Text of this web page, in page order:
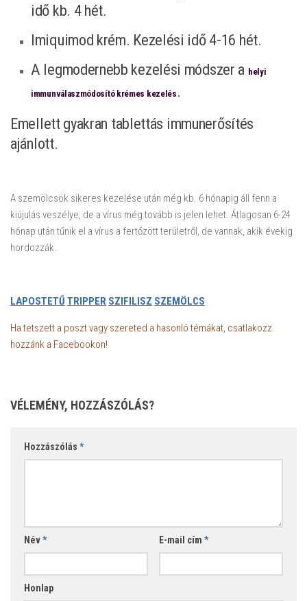
idő kb. 4 hét.
Imiquimod krém. Kezelési idő 4-16 hét.
A legmodernebb kezelési módszer a helyi
immunválaszmódosító krémes kezelés .
Emellett gyakran tablettás immunerősítés
ajánlott.
A szemölcsök sikeres kezelése után még kb. 6 hónapig áll fenn a
kiújulás veszélye, de a vírus még tovább is jelen lehet. Átlagosan 6-24
hónap után tűnik el a vírus a fertőzött területről, de vannak, akik évekig
hordozzák.
LAPOSTETŰ TRIPPER SZIFILISZ SZEMÖLCS
Ha tetszett a poszt vagy szereted a hasonló témákat, csatlakozz
hozzánk a Facebookon!
VÉLEMÉNY, HOZZÁSZÓLÁS?
Hozzászólás *
Név* E-mail cím *
Honlap